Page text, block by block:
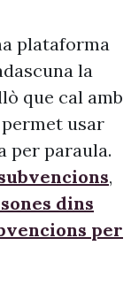
plataforma
la
que cal amb
usar
per paraula.
,
dins
per